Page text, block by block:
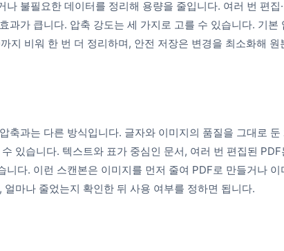
불필요한 데이터를 정리해 용량을 줄입니다. 여러 번 편
과가 큽니다. 압축 강도는 세 가지로 고를 수 있습니다. 기
지 비워 한 번 더 정리하며, 안전 저장은 변경을 최소화해
축과는 다른 방식입니다. 글자와 이미지의 품질을 그대로
있습니다. 텍스트와 표가 중심인 문서, 여러 번 편집된
다. 이런 스캔본은 이미지를 먼저 줄여 PDF로 만들거나
마나 줄었는지 확인한 뒤 사용 여부를 정하면 됩니다.